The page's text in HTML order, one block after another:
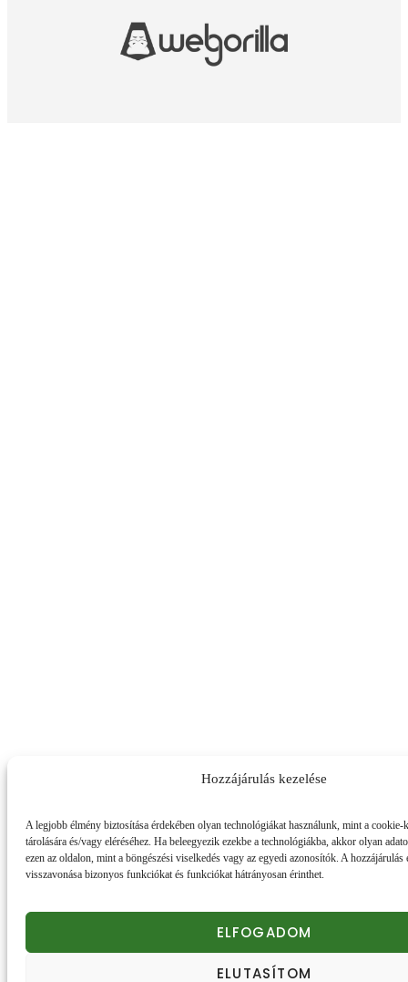
Hozzájárulás kezelése
A legjobb élmény biztosítása érdekében olyan technológiákat használunk, mint a cookie-
tárolására és/vagy eléréséhez. Ha beleegyezik ezekbe a technológiákba, akkor olyan
ezen az oldalon, mint a böngészési viselkedés vagy az egyedi azonosítók. A hozzájárulás
visszavonása bizonyos funkciókat és funkciókat hátrányosan érinthet.
ELFOGADOM
ELUTASÍTOM
Honlapunk sütiket (cookie) használ.Részletek